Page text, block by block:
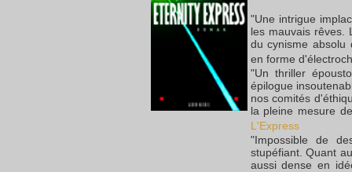
"Une intrigue
les mauvais rêves.
du cynisme absolu
en forme
"Un thriller
épilogue
nos comités
la pleine mesure
L'Express
"Impossible de
stupéfiant. Quant
aussi dense en